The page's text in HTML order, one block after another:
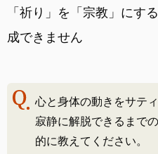
「祈り」を「宗教」にす
成できません
心と身体の動きをサテ
寂静に解脱できるまで
的に教えてください。